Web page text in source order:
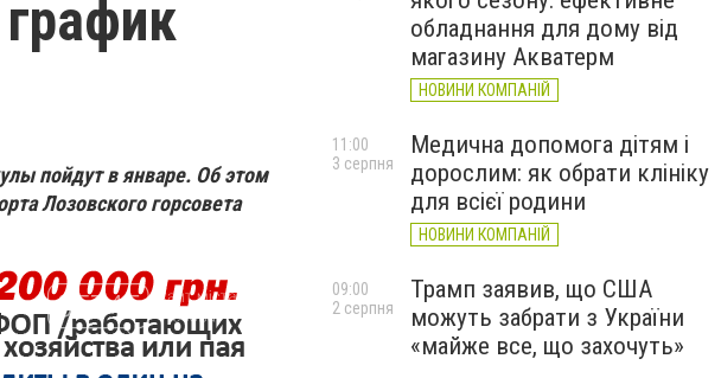
пойдут в январе. Об этом
Лозовского горсовета
обладнання для дому від
магазину Акватерм
НОВИНИ КОМПАНІЙ
Медична допомога дітям і
дорослим: як обрати клініку
для всієї родини
НОВИНИ КОМПАНІЙ
11:00
3 серпня
Трамп заявив, що США
можуть забрати з України
«майже все, що захочуть»
09:00
2 серпня